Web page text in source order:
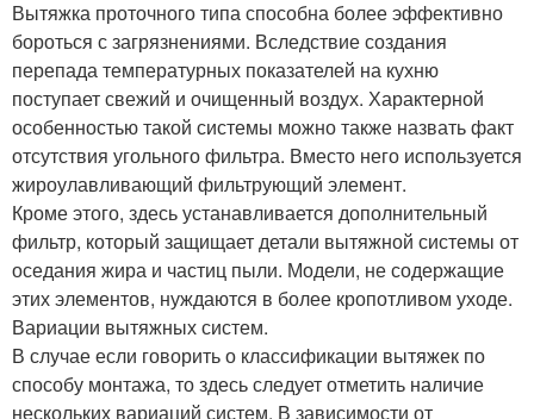
Вытяжка проточного типа способна более эффективно
бороться с загрязнениями. Вследствие создания
перепада температурных показателей на кухню
поступает свежий и очищенный воздух. Характерной
особенностью такой системы можно также назвать факт
отсутствия угольного фильтра. Вместо него используется
жироулавливающий фильтрующий элемент.
Кроме этого, здесь устанавливается дополнительный
фильтр, который защищает детали вытяжной системы от
оседания жира и частиц пыли. Модели, не содержащие
этих элементов, нуждаются в более кропотливом уходе.
Вариации вытяжных систем.
В случае если говорить о классификации вытяжек по
способу монтажа, то здесь следует отметить наличие
нескольких вариаций систем. В зависимости от